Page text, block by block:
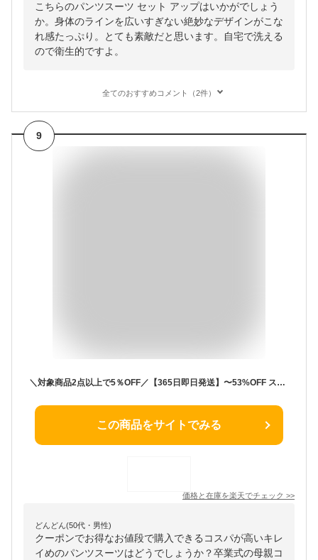
こちらのパンツスーツ セット アップはいかがでしょう
か。身体のラインを広いすぎない絶妙なデザインがこな
れ感たっぷり。とても素敵だと思います。自宅で洗える
ので衛生的ですよ。
全てのおすすめコメント（2件）
9
＼対象商品2点以上で5％OFF／【365日即日発送】〜53%OFF スーツ レディース 夏 大きいサイズ ビジネススーツ セットアップ 洗える ストレッチ パンツスーツ ロングジャケット 春秋冬 30代 40代 50代 通勤 面接 セレモニー オフィス 試着チケット対象
この商品をサイトでみる
価格と在庫を楽天でチェック >>
どんどん(50代・男性)
クーポンでお得なお値段で購入できるコスパが高いキレ
イめのパンツスーツはどうでしょうか？卒業式の母親コ